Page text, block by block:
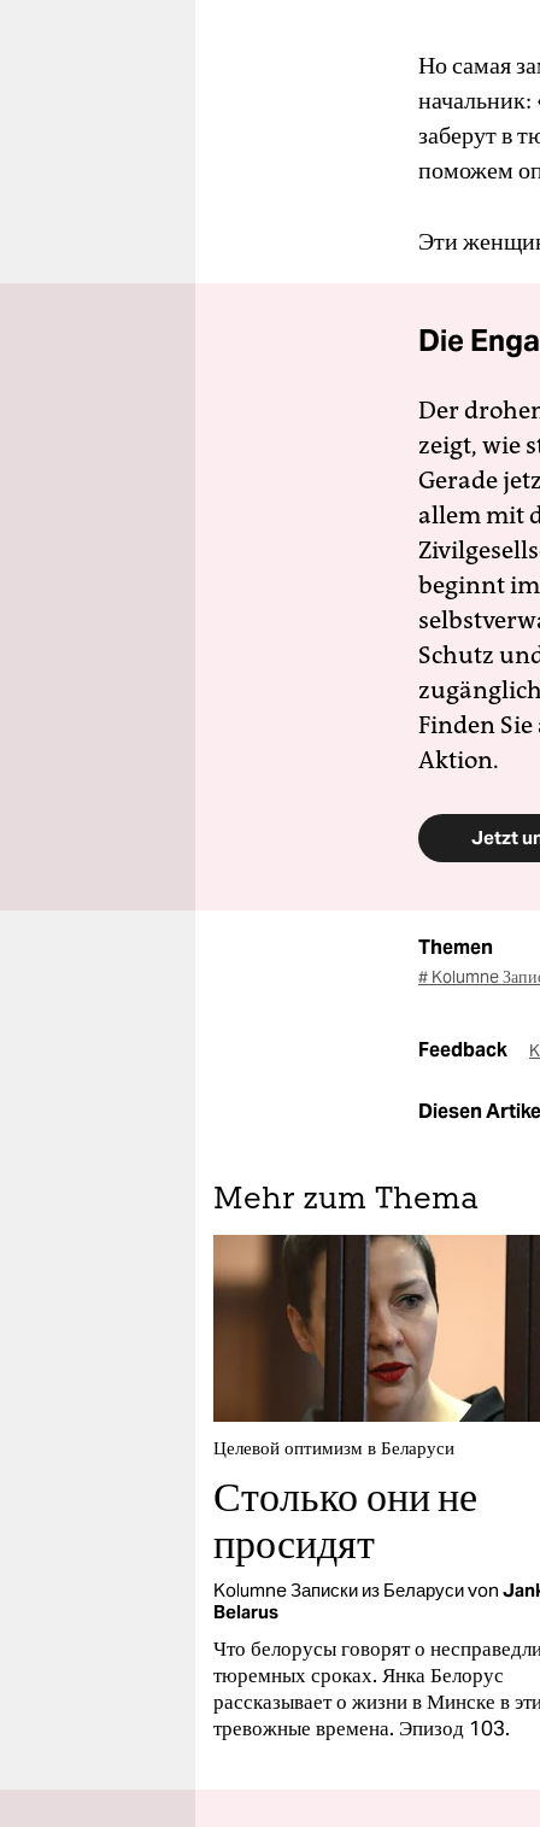
Но самая
заберут в
поможем
Эти
Die
Der
zeigt, wie
Gerade
allem mit
beginnt
Schutz
Finden
Aktion.
Jetzt
Themen
# Kolumne
Feedback
Diesen
Mehr zum Thema
Целевой оптимизм в Беларуси
Столько они не
просидят
KolumneЗаписки из Беларусиvon
Belarus
Что белорусы говорят о
тюремных сроках. Янка Белорус
рассказывает о жизни в Минске в
тревожные времена. Эпизод 103.